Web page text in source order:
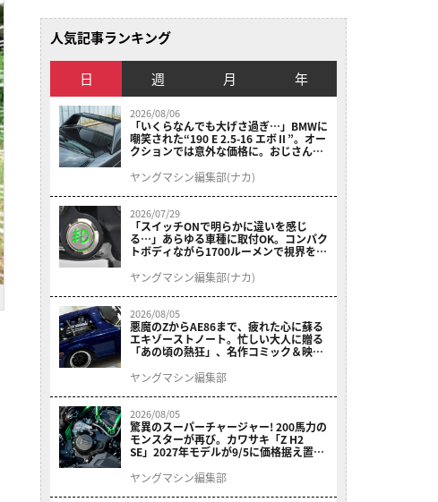
人気記事ランキング
日 週 月 年
2026/08/06
「いくらなんでも大げさ過ぎ…」BMWに
嘲笑された“190 E 2.5-16 エボⅡ”。オー
クションでは意外な価格に。おじさん達
ヤングマシン編集部(ナカ)
2026/07/29
「スイッチONで明らかに違いを感じ
る…」あらゆる車種に取付OK。コンパク
トボディながら1700ルーメンで視界を確
ニット プレシャスレイ スモール］
ヤングマシン編集部(ナカ)
2026/08/05
悪魔のZからAE86まで、疲れた心に蘇る
エキゾーストノート。忙しい大人に贈る
「あの頃の熱狂」、名作コミック＆映画
結！
ヤングマシン編集部
2026/08/05
驚異のスーパーチャージャー! 200馬力の
モンスターが再び。カワサキ「Z H2
SE」2027年モデルが9/5に価格据え置き
ヤングマシン編集部